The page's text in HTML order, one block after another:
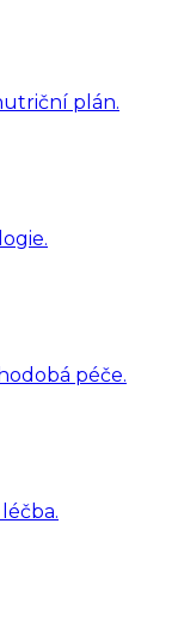
plán.
péče.